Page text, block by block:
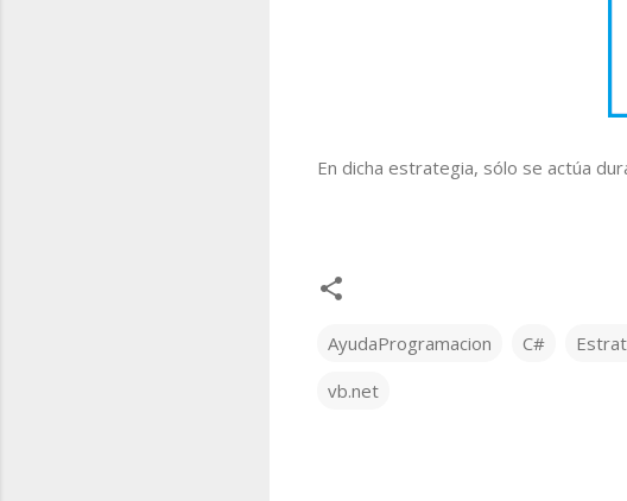
En dicha estrategia, sólo se actúa
AyudaProgramacion C#
vb.net